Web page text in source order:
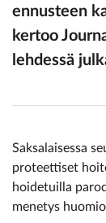
ennusteen
kertoo
lehdessä
Saksalaisessa
proteettiset
hoidetuilla
menetys